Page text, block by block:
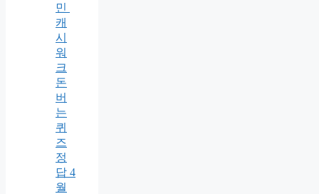
민
캐
시
워
크
돈
버
는
퀴
즈
정
답 4
월